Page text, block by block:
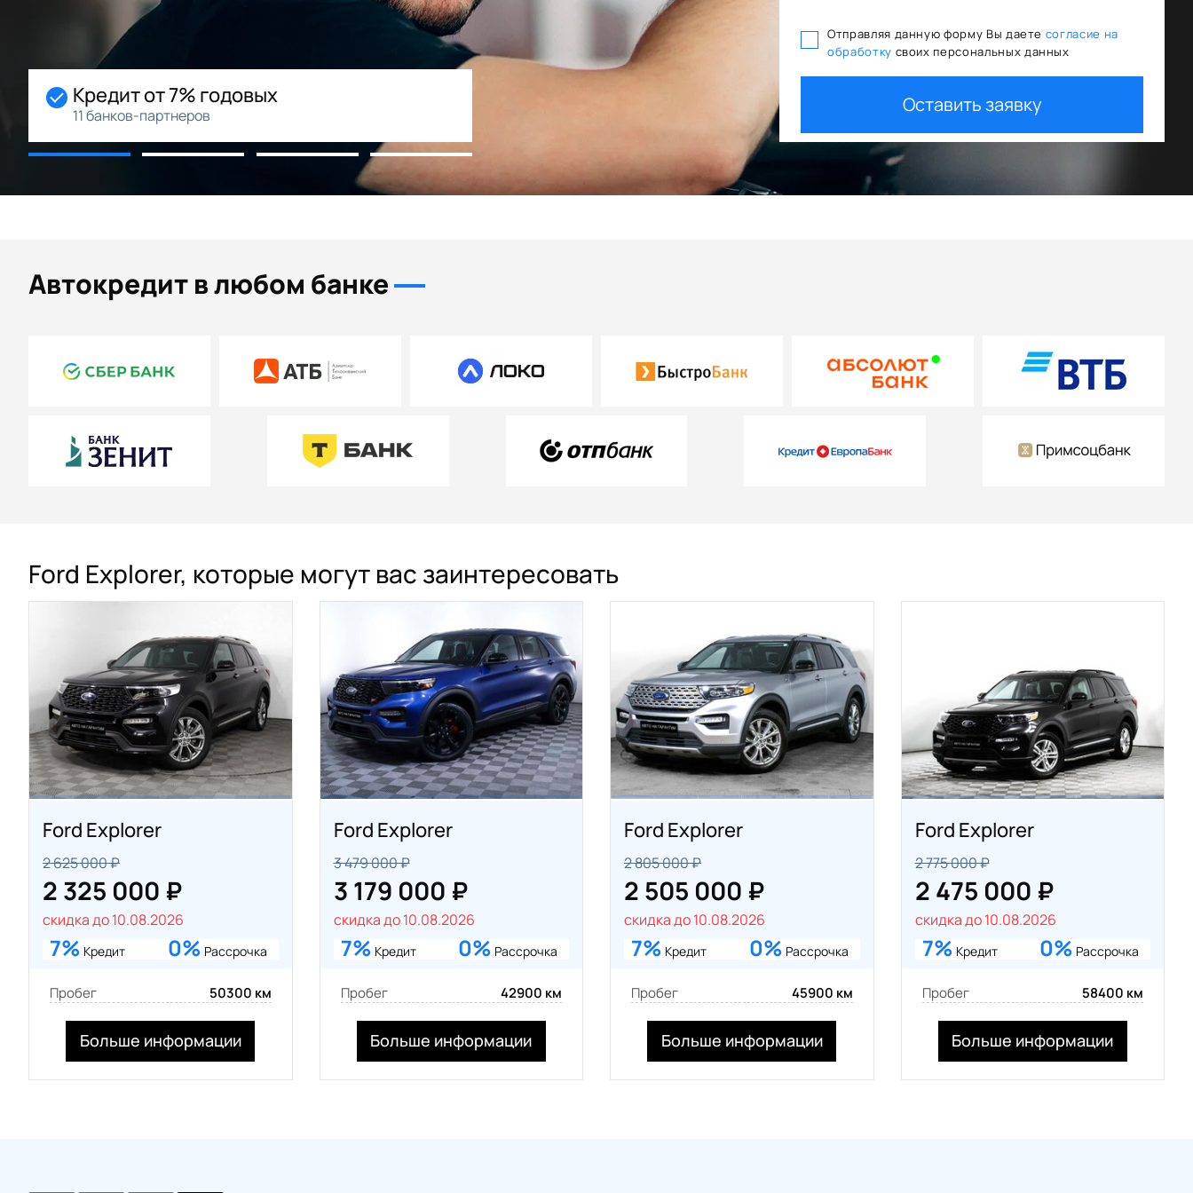
Начальный взнос 0%
Возможность рассрочки
Госпрограммы льготного кредитования Trade In как первый взнос
+ дополнительная скидка
Отправляя данную форму Вы даете согласие на
обработку своих персональных данных
Оставить заявку
Автокредит в любом банке
Ford Explorer, которые могут вас заинтересовать
Ford Explorer
2 625 000 ₽
2 325 000 ₽
скидка до 10.08.2026
7% Кредит 0% Рассрочка
Пробег 50300 км
Больше информации
Ford Explorer
3 479 000 ₽
3 179 000 ₽
скидка до 10.08.2026
7% Кредит 0% Рассрочка
Пробег 42900 км
Больше информации
Ford Explorer
2 805 000 ₽
2 505 000 ₽
скидка до 10.08.2026
7% Кредит 0% Рассрочка
Пробег 45900 км
Больше информации
Ford Explorer
2 775 000 ₽
2 475 000 ₽
скидка до 10.08.2026
7% Кредит 0% Рассрочка
Пробег 58400 км
Больше информации